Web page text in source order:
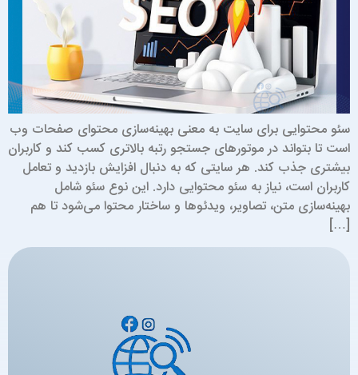
سئو محتوایی برای سایت به معنی بهینه‌سازی محتوای صفحات وب
است تا بتواند در موتورهای جستجو رتبه بالاتری کسب کند و کاربران
بیشتری جذب کند. هر سایتی که به دنبال افزایش بازدید و تعامل
کاربران است، نیاز به سئو محتوایی دارد. این نوع سئو شامل
بهینه‌سازی متن، تصاویر، ویدئوها و ساختار محتوا می‌شود تا هم
[…]